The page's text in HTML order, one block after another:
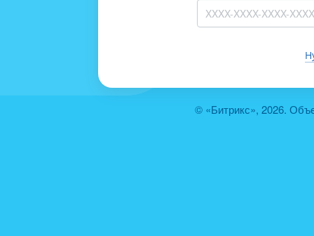
© «Битрикс», 2026.